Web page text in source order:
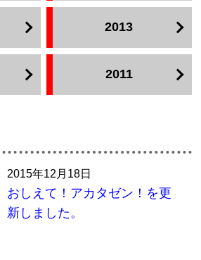
2013
2011
2015年12月18日
おしえて！アカタゼン！を更
新しました。